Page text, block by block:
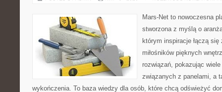
Mars-Net to nowoczesna
stworzona z myślą o
którym inspiracje łączą
miłośników pięknych
rozwiązań, pokazując
związanych z panelami, a
wykończenia. To baza wiedzy dla osób, które chcą odświeżyć